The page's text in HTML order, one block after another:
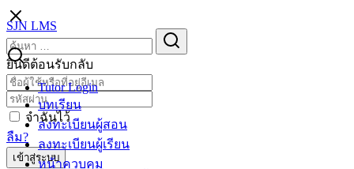
Skip
to
content
SJN LMS
Tutor Login
บทเรียน
ลงทะเบียนผู้สอน
ลงทะเบียนผู้เรียน
หน้าควบคุม
Search
for:
ยินดีต้อนรับกลับ
จำฉันไว้
ลืม?
เข้าสู่ระบบ